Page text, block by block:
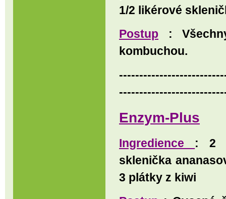
1/2 likérové
Postup :
kombuchou.
Enzym-Plus
Ingredience : 2
sklenička
3 plátky z kiwi